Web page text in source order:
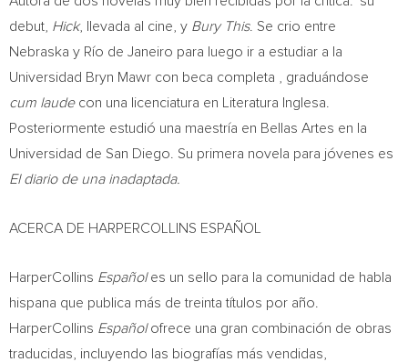
debut, Hick, llevada al cine, y Bury This. Se crio entre
Nebraska y Río de Janeiro para luego ir a estudiar a la
Universidad Bryn Mawr con beca completa , graduándose
cum laudecon una licenciatura en Literatura Inglesa.
Posteriormente estudió una maestría en Bellas Artes en la
Universidad de San Diego . Su primera novela para jóvenes es
El diario de una inadaptada.
ACERCA DE HARPERCOLLINS ESPAÑOL
HarperCollins Españoles un sello para la comunidad de habla
hispana que publica más de treinta títulos por año.
HarperCollins Españolofrece una gran combinación de obras
traducidas, incluyendo las biografías más vendidas,